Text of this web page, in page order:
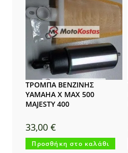
ΤΡΟΜΠΑ ΒΕΝΖΙΝΗΣ
YAMAHA X MAX 500
MAJESTY 400
33,00€
Προσθήκη στο καλάθι